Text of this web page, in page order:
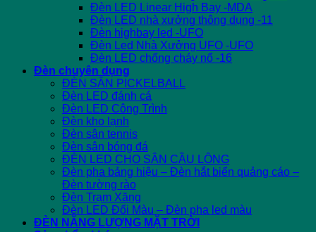
Đèn LED Linear High Bay -MDA
Đèn LED nhà xưởng thông dụng -11
Đèn highbay led -UFO
Đèn Led Nhà Xưởng UFO -UFO
Đèn LED chống cháy nổ -16
Đèn chuyên dụng
ĐÈN SÂN PICKELBALL
Đèn LED đánh cá
Đèn LED Công Trình
Đèn kho lạnh
Đèn sân tennis
Đèn sân bóng đá
ĐÈN LED CHO SÂN CẦU LÔNG
Đèn pha bảng hiệu – Đèn hắt biển quảng cáo –
Đèn tường rào
Đèn Trạm Xăng
Đèn LED Đổi Màu – Đèn pha led màu
ĐÈN NĂNG LƯỢNG MẶT TRỜI